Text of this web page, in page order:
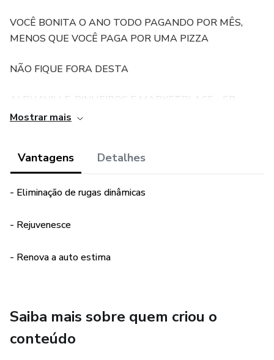
VOCÊ BONITA O ANO TODO PAGANDO POR MÊS,
MENOS QUE VOCÊ PAGA POR UMA PIZZA
NÃO FIQUE FORA DESTA
ALPHAVILLE, PINHEIROS E MARKETPLACE - SP
Mostrar mais
Vantagens Detalhes
- Eliminação de rugas dinâmicas
- Rejuvenesce
- Renova a auto estima
Saiba mais sobre quem criou o
conteúdo